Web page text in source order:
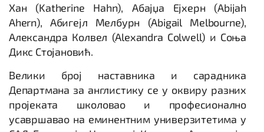
Хан (Katherine Hahn), Абајџа Ејхерн (Abijah
Ahern), Абигејл Мелбурн (Abigail Melbourne),
Александра Колвел (Alexandra Colwell) и Соња
Дикс Стојановић.
Велики број наставника и сарадника
Департмана за англистику се у оквиру разних
пројеката школовао и професионално
усавршавао на еминентним универзитетима у